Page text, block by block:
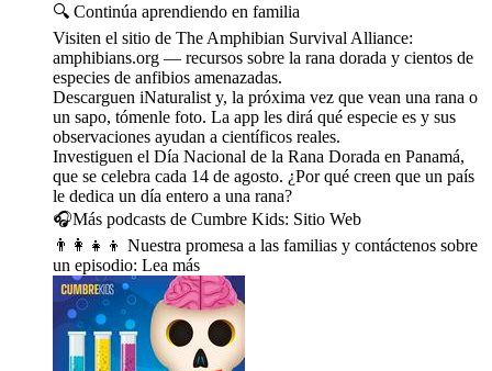
🔍 Continúa aprendiendo en familia
Visiten el sitio de The Amphibian Survival Alliance:
amphibians.org — recursos sobre la rana dorada y cientos de
especies de anfibios amenazadas.
Descarguen iNaturalist y, la próxima vez que vean una rana o
un sapo, tómenle foto. La app les dirá qué especie es y sus
observaciones ayudan a científicos reales.
Investiguen el Día Nacional de la Rana Dorada en Panamá,
que se celebra cada 14 de agosto. ¿Por qué creen que un país
le dedica un día entero a una rana?
🎧Más podcasts de Cumbre Kids: ⁠⁠⁠⁠⁠⁠⁠⁠⁠⁠⁠⁠⁠⁠⁠⁠⁠⁠⁠⁠⁠⁠⁠⁠⁠⁠⁠⁠⁠⁠⁠⁠⁠⁠⁠⁠⁠⁠⁠⁠⁠⁠⁠⁠⁠⁠⁠⁠⁠⁠⁠⁠⁠⁠⁠⁠⁠⁠⁠⁠⁠⁠⁠⁠⁠⁠⁠⁠⁠⁠⁠⁠⁠⁠⁠⁠⁠⁠⁠⁠⁠Sitio Web⁠⁠⁠⁠⁠⁠⁠⁠⁠⁠⁠⁠⁠⁠⁠⁠⁠⁠⁠⁠⁠⁠⁠
👨‍👩‍👧‍👦 Nuestra promesa a las familias y contáctenos sobre
un episodio: ⁠⁠⁠⁠⁠⁠⁠⁠⁠⁠⁠⁠⁠⁠⁠⁠⁠⁠⁠⁠⁠Lea más⁠